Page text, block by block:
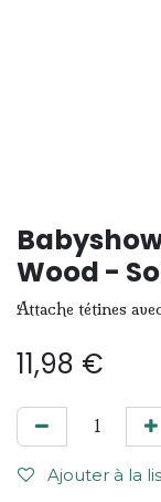
Wood -
Attache tétines
11,98 €
Ajouter à la